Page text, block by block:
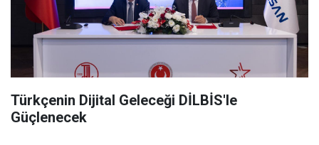
Türkçenin Dijital Geleceği DİLBİS'le
Güçlenecek